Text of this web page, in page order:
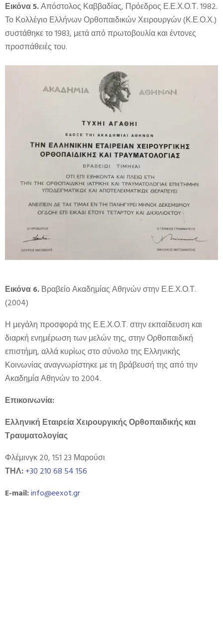
Εικόνα 5.Απόστολος Καββαδίας, Πρόεδρος Ε.Ε.Χ.Ο.Τ. 1982.
Το Κολλέγιο Ελλήνων Ορθοπαιδικών Χειρουργών (Κ.Ε.Ο.Χ.)
συστάθηκε το 1983, μετά από πρωτοβουλία και έντονες
προσπάθειές του.
Εικόνα 6.Βραβείο Ακαδημίας Αθηνών στην Ε.Ε.Χ.Ο.Τ.
(2004)
Η μεγάλη προσφορά της Ε.Ε.Χ.Ο.Τ. στην εκπαίδευση και
διαρκή ενημέρωση των μελών της, στην Ορθοπαιδική
επιστήμη, αλλά κυρίως στο σύνολο της Ελληνικής
Κοινωνίας αναγνωρίστηκε με τη βράβευσή της από την
Ακαδημία Αθηνών το 2004.
Επικοινωνία:
Ελληνική Εταιρεία Χειρουργικής Ορθοπαιδικής και
Τραυματολογίας
Φλέμινγκ 20, 151 23 Μαρούσι
ΤΗΛ:+30 210 68 54 156
E-mail:info@eexot.gr